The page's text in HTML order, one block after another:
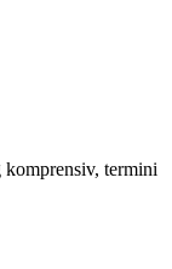
termini